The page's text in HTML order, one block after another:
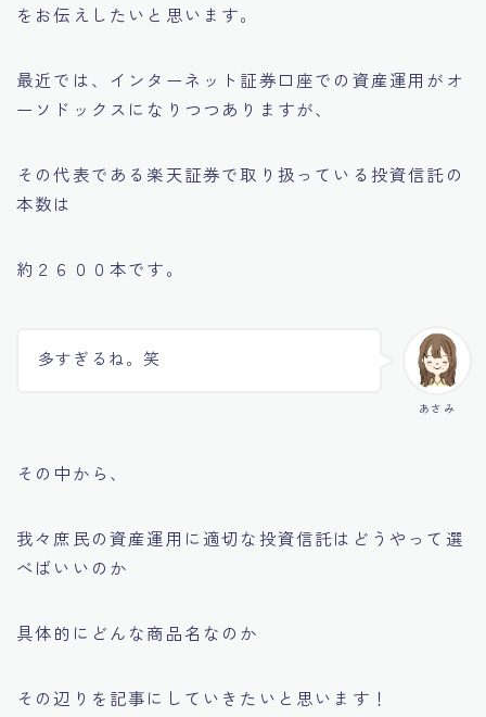
をお伝えしたいと思います。
最近では、インターネット証券口座での資産運用がオ
ーソドックスになりつつありますが、
その代表である楽天証券で取り扱っている投資信託の
本数は
約２６００本です。
あさみ
多すぎるね。笑
その中から、
我々庶民の資産運用に適切な投資信託はどうやって選
べばいいのか
具体的にどんな商品名なのか
その辺りを記事にしていきたいと思います！